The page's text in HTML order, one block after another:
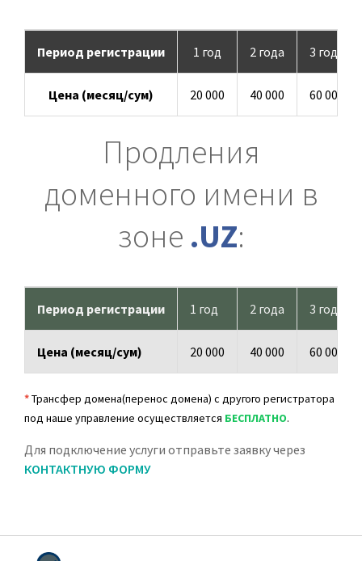
Кинотеатр
Период регистрации 1 год 2 года 3 года
Цена (месяц/сум) 20 000 40 000 60 000
Продления
доменного имени в
зоне .UZ:
Период регистрации 1 год 2 года 3 года
Цена (месяц/сум) 20 000 40 000 60 000
*Трансфер домена(перенос домена) с другого регистратора
под наше управление осуществляется БЕСПЛАТНО.
Для подключение услуги отправьте заявку через
КОНТАКТНУЮ ФОРМУ